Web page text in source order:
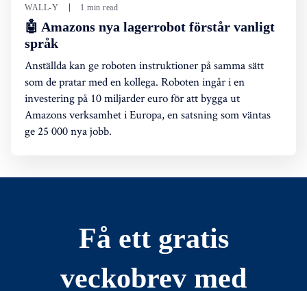
WALL-Y 1 min read
🤖 Amazons nya lagerrobot förstår vanligt
språk
Anställda kan ge roboten instruktioner på samma sätt
som de pratar med en kollega. Roboten ingår i en
investering på 10 miljarder euro för att bygga ut
Amazons verksamhet i Europa, en satsning som väntas
ge 25 000 nya jobb.
Få ett gratis
veckobrev med